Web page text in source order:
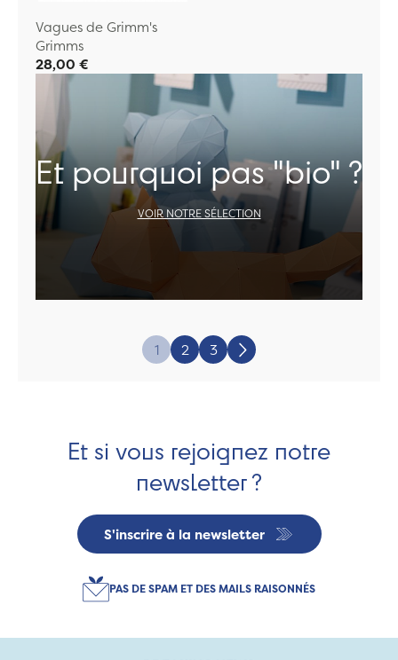
Vagues de Grimm's
Grimms
28,00 €
Et pourquoi pas "bio" ?
VOIR NOTRE SÉLECTION
1 2 3 Suivant
Et si vous rejoignez notre
newsletter ?
S'inscrire à la newsletter
PAS DE SPAM ET DES MAILS RAISONNÉS